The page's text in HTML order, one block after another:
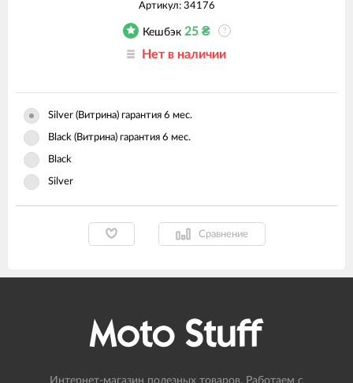
Артикул: 34176
Кешбэк 25₴ ?
Нет в наличии
Silver (Витрина) гарантия 6 мес.
Black (Витрина) гарантия 6 мес.
Black
Silver
Сравнение